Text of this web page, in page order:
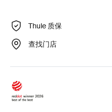
Thule 质保
查找门店